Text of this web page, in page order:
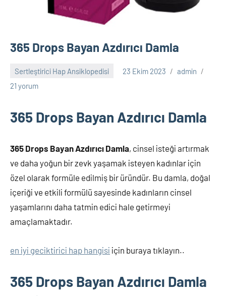
365 Drops Bayan Azdırıcı Damla
Sertleştirici Hap Ansiklopedisi 23 Ekim 2023
admin
21 yorum
365 Drops Bayan Azdırıcı Damla
365 Drops Bayan Azdırıcı Damla, cinsel isteği artırmak
ve daha yoğun bir zevk yaşamak isteyen kadınlar için
özel olarak formüle edilmiş bir üründür. Bu damla, doğal
içeriği ve etkili formülü sayesinde kadınların cinsel
yaşamlarını daha tatmin edici hale getirmeyi
amaçlamaktadır.
en iyi geciktirici hap hangisi için buraya tıklayın..
365 Drops Bayan Azdırıcı Damla